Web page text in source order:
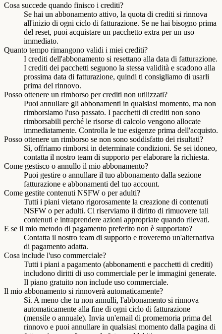
Cosa succede quando finisco i crediti?
Se hai un abbonamento attivo, la quota di crediti si rinnova
all'inizio di ogni ciclo di fatturazione. Se ne hai bisogno prima
del reset, puoi acquistare un pacchetto extra per un uso
immediato.
Quanto tempo rimangono validi i miei crediti?
I crediti dell'abbonamento si resettano alla data di fatturazione.
I crediti dei pacchetti seguono la stessa validità e scadono alla
prossima data di fatturazione, quindi ti consigliamo di usarli
prima del rinnovo.
Posso ottenere un rimborso per crediti non utilizzati?
Puoi annullare gli abbonamenti in qualsiasi momento, ma non
rimborsiamo l'uso passato. I pacchetti di crediti non sono
rimborsabili perché le risorse di calcolo vengono allocate
immediatamente. Controlla le tue esigenze prima dell'acquisto.
Posso ottenere un rimborso se non sono soddisfatto dei risultati?
Sì, offriamo rimborsi in determinate condizioni. Se sei idoneo,
contatta il nostro team di supporto per elaborare la richiesta.
Come gestisco o annullo il mio abbonamento?
Puoi gestire o annullare il tuo abbonamento dalla sezione
fatturazione e abbonamenti del tuo account.
Come gestite contenuti NSFW o per adulti?
Tutti i piani vietano rigorosamente la creazione di contenuti
NSFW o per adulti. Ci riserviamo il diritto di rimuovere tali
contenuti e intraprendere azioni appropriate quando rilevati.
E se il mio metodo di pagamento preferito non è supportato?
Contatta il nostro team di supporto e troveremo un'alternativa
di pagamento adatta.
Cosa include l'uso commerciale?
Tutti i piani a pagamento (abbonamenti e pacchetti di crediti)
includono diritti di uso commerciale per le immagini generate.
Il piano gratuito non include uso commerciale.
Il mio abbonamento si rinnoverà automaticamente?
Sì. A meno che tu non annulli, l'abbonamento si rinnova
automaticamente alla fine di ogni ciclo di fatturazione
(mensile o annuale). Invia un'email di promemoria prima del
rinnovo e puoi annullare in qualsiasi momento dalla pagina di